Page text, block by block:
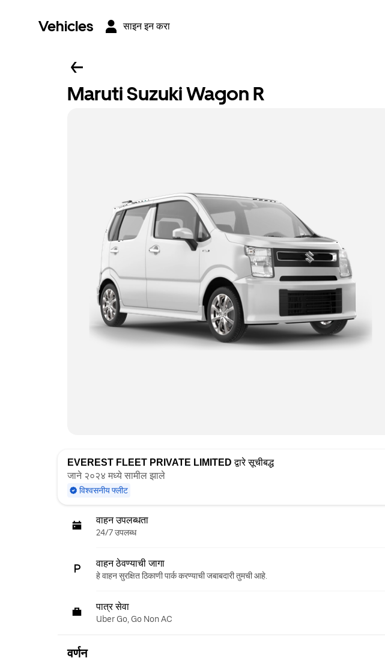
Vehicles साइन इन करा
Maruti Suzuki Wagon R
EVEREST FLEET PRIVATE LIMITED द्वारे सूचीबद्ध
जाने २०२४ मध्ये सामील झाले
विश्वसनीय फ्लीट
वाहन उपलब्धता
24/7 उपलब्ध
वाहन ठेवण्याची जागा
हे वाहन सुरक्षित ठिकाणी पार्क करण्याची जबाबदारी तुमची आहे.
पात्र सेवा
Uber Go, Go Non AC
वर्णन